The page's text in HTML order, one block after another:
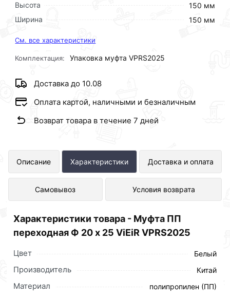
Высота
150 мм
Ширина
150 мм
См. все характеристики
Комплектация: Упаковка муфта VPRS2025
Доставка до 10.08
Оплата картой, наличными и безналичным
Возврат товара в течение 7 дней
Описание Характеристики Доставка и оплата
Самовывоз Условия возврата
Муфта ПП переходная Ф 20 х 25
ViEiR VPRS2025 представлен в
интернет-магазине Сантехника по
Характеристики товара - Муфта ПП
переходная Ф 20 х 25 ViEiR VPRS2025
Цвет Белый
Производитель Китай
Материал полипропилен (ПП)